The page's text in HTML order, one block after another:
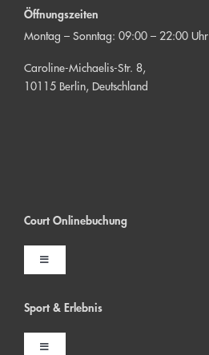
Öffnungszeiten
Montag – Sonntag: 09:00 – 22:00 Uhr
Caroline-Michaelis-Str. 8,
10115 Berlin, Deutschland
Court Onlinebuchung
Toggle
Navigation
Indoor Court buchen
Sport & Erlebnis
Toggle